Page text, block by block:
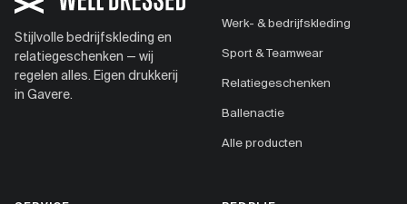
Stijlvolle bedrijfskleding en
relatiegeschenken — wij
regelen alles. Eigen drukkerij
in Gavere.
Werk- & bedrijfskleding
Sport & Teamwear
Relatiegeschenken
Ballenactie
Alle producten